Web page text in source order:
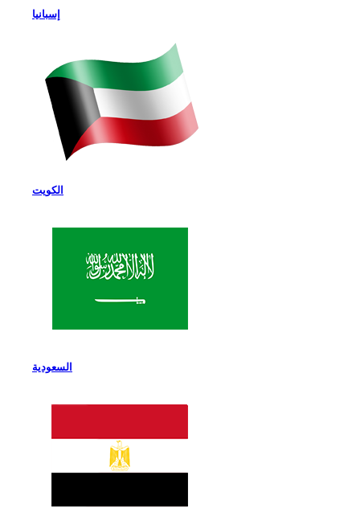
إسبانيا
الكويت
السعودية